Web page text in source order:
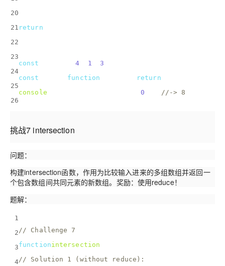
20
21
22
23
24
25
26
return
const nums = [4 1 3
const
function return
console
0 //-> 8
挑战7 intersection
问题：
构建intersection函数，作用为比较输入进来的多组数组并返回一
个包含数组间共同元素的新数组。奖励：使用reduce！
题解：
1
2
3
4
// Challenge 7
functionintersection
// Solution 1 (without reduce):